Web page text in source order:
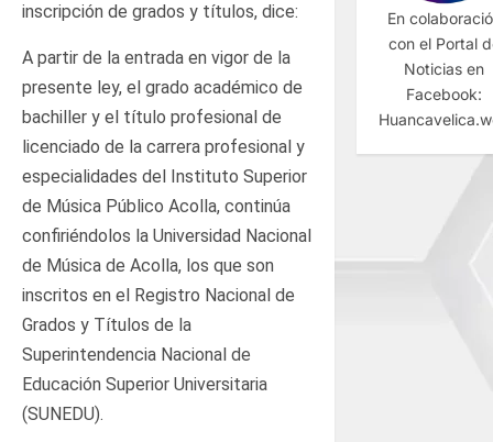
inscripción de grados y títulos, dice:
A partir de la entrada en vigor de la
presente ley, el grado académico de
bachiller y el título profesional de
licenciado de la carrera profesional y
especialidades del Instituto Superior
de Música Público Acolla, continúa
confiriéndolos la Universidad Nacional
de Música de Acolla, los que son
inscritos en el Registro Nacional de
Grados y Títulos de la
Superintendencia Nacional de
Educación Superior Universitaria
(SUNEDU).
En
con el Portal
Noticias en
Facebook: